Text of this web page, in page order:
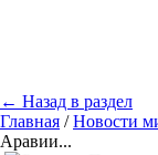
← Назад в раздел
Главная /Новости
Аравии...